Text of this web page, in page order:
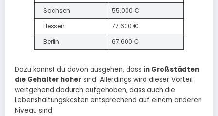
Sachsen
55.000 €
Hessen
77.600 €
Berlin
67.600 €
Dazu kannst du davon ausgehen, dass in Großstädten
die Gehälter höher sind. Allerdings wird dieser Vorteil
weitgehend dadurch aufgehoben, dass auch die
Lebenshaltungskosten entsprechend auf einem anderen
Niveau sind.